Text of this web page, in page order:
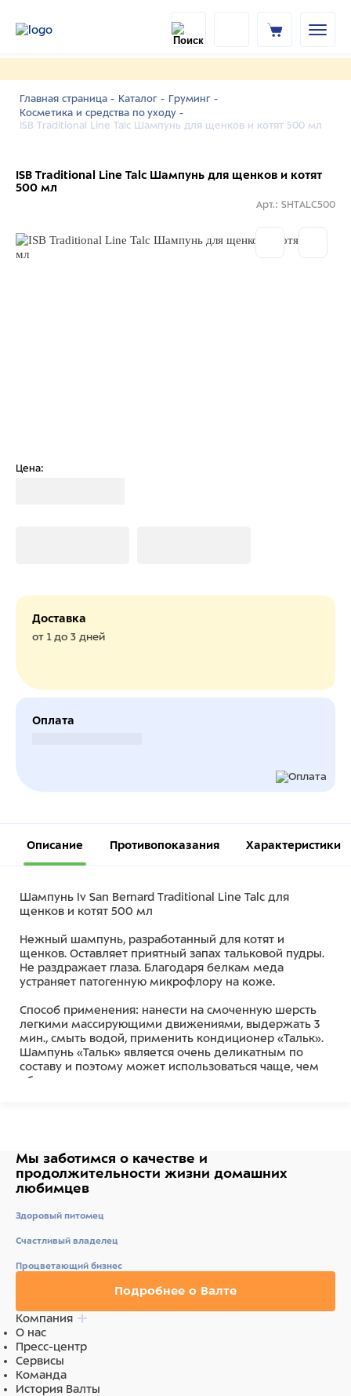
Главная страница - Каталог - Груминг -
Косметика и средства по уходу -
ISB Traditional Line Talc Шампунь для щенков и котят 500 мл
ISB Traditional Line Talc Шампунь для щенков и котят
500 мл
Арт.: SHTALC500
Цена:
Доставка
от 1 до 3 дней
Оплата
Описание Противопоказания Характеристики
Шампунь Iv San Bernard Traditional Line Talc для
щенков и котят 500 мл
Нежный шампунь, разработанный для котят и
щенков. Оставляет приятный запах тальковой пудры.
Не раздражает глаза. Благодаря белкам меда
устраняет патогенную микрофлору на коже.
Способ применения: нанести на смоченную шерсть
легкими массирующими движениями, выдержать 3
мин., смыть водой, применить кондиционер «Тальк».
Шампунь «Тальк» является очень деликатным по
составу и поэтому может использоваться чаще, чем
обычные моющие средства.
Состав
Вода, лауретсульфат натрия, хлорид натрия,
гликоль дистеарат, лаурет-10, этилгексилглицерин,
экстракт меда, парфюм (отдушка).
Вода, лауретсульфат натрия, хлорид натрия,
кокамидопропил бетаин, лаурет-2, феноксиэтанол,
гликоль дистеарат, лаурет-10, этилгексилглицерин,
кокамид МЭА, лимонная кислота, пропиленгликоль,
экстракт меда, парфюм (отдушка).
Мы заботимся о качестве и
продолжительности жизни домашних
любимцев
Здоровый питомец
Счастливый владелец
Процветающий бизнес
Подробнее о Валте
Компания
О нас
Пресс-центр
Сервисы
Команда
История Валты